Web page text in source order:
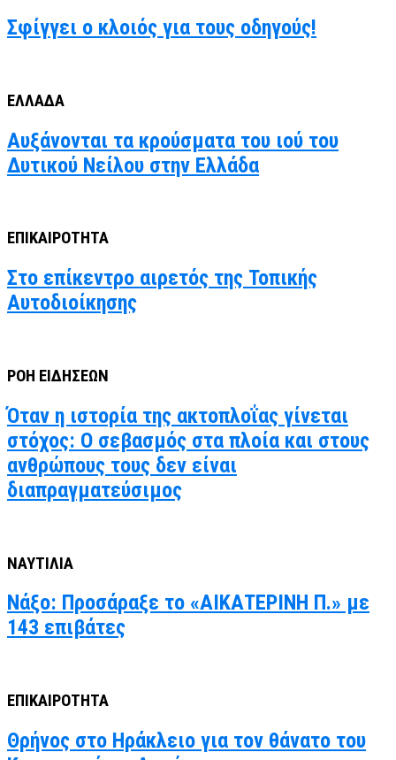
Σφίγγει ο κλοιός για τους οδηγούς!
ΕΛΛΑΔΑ
Αυξάνονται τα κρούσματα του ιού του
Δυτικού Νείλου στην Ελλάδα
ΕΠΙΚΑΙΡΟΤΗΤΑ
Στο επίκεντρο αιρετός της Τοπικής
Αυτοδιοίκησης
ΡΟΗ ΕΙΔΗΣΕΩΝ
Όταν η ιστορία της ακτοπλοΐας γίνεται
στόχος: Ο σεβασμός στα πλοία και στους
ανθρώπους τους δεν είναι
διαπραγματεύσιμος
ΝΑΥΤΙΛΙΑ
Νάξο: Προσάραξε το «ΑΙΚΑΤΕΡΙΝΗ Π.» με
143 επιβάτες
ΕΠΙΚΑΙΡΟΤΗΤΑ
Θρήνος στο Ηράκλειο για τον θάνατο του